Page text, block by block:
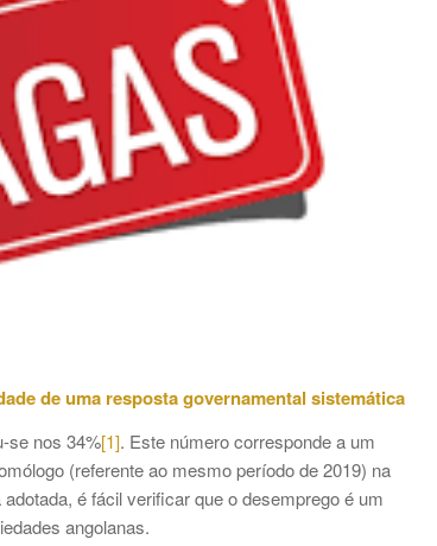
de uma resposta governamental sistemática
se nos 34%[1]. Este número corresponde a um
(referente ao mesmo período de 2019) na
é fácil verificar que o desemprego é um
angolanas.